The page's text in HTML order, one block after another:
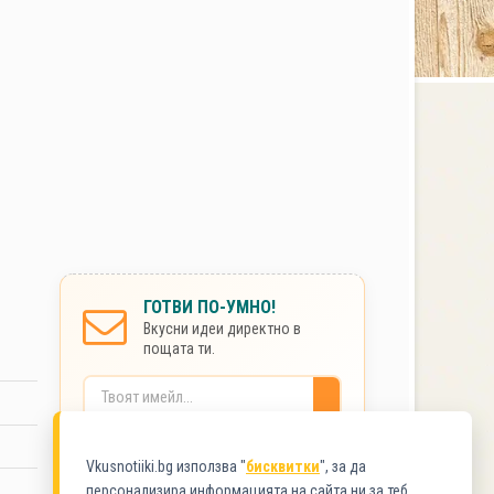
ГОТВИ ПО-УМНО!
Вкусни идеи директно в
пощата ти.
Vkusnotiiki.bg използва "бисквитки", за да